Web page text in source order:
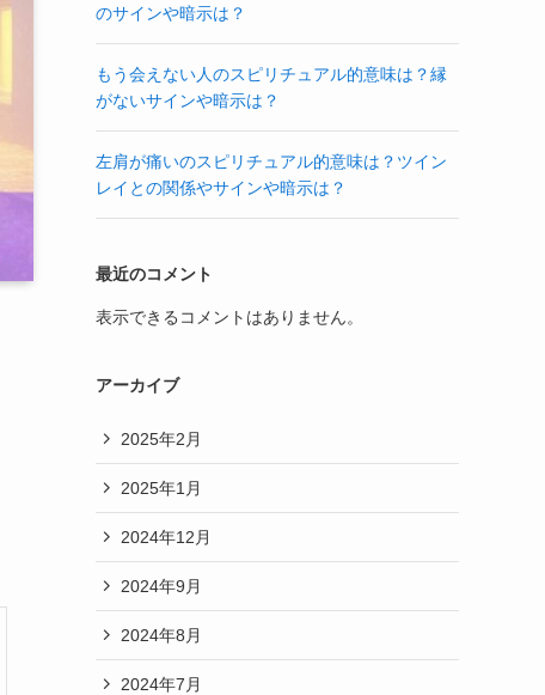
のサインや暗示は？
もう会えない人のスピリチュアル的意味は？縁
がないサインや暗示は？
左肩が痛いのスピリチュアル的意味は？ツイン
レイとの関係やサインや暗示は？
最近のコメント
表示できるコメントはありません。
アーカイブ
2025年2月
2025年1月
2024年12月
2024年9月
2024年8月
2024年7月